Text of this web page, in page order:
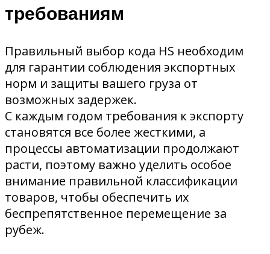
требованиям
Правильный выбор кода HS необходим
для гарантии соблюдения экспортных
норм и защиты вашего груза от
возможных задержек.
С каждым годом требования к экспорту
становятся все более жесткими, а
процессы автоматизации продолжают
расти, поэтому важно уделить особое
внимание правильной классификации
товаров, чтобы обеспечить их
беспрепятственное перемещение за
рубеж.